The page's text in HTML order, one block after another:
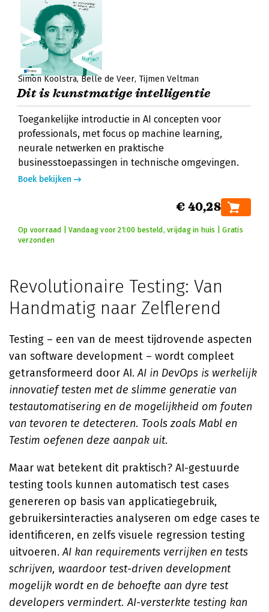
Simon Koolstra Belle de Veer Tijmen Veltman
Dit is kunstmatige intelligentie
Toegankelijke introductie in AI concepten voor
professionals, met focus op machine learning,
neurale netwerken en praktische
businesstoepassingen in technische omgevingen.
Boek bekijken
€ 40,28
Op voorraad | Vandaag voor 21:00 besteld, vrijdag in huis | Gratis
verzonden
Revolutionaire Testing: Van
Handmatig naar Zelflerend
Testing – een van de meest tijdrovende aspecten
van software development – wordt compleet
getransformeerd door AI.AI in DevOps is werkelijk
innovatief testen met de slimme generatie van
testautomatisering en de mogelijkheid om fouten
van tevoren te detecteren. Tools zoals Mabl en
Testim oefenen deze aanpak uit.
Maar wat betekent dit praktisch? AI-gestuurde
testing tools kunnen automatisch test cases
genereren op basis van applicatiegebruik,
gebruikersinteracties analyseren om edge cases te
identificeren, en zelfs visuele regression testing
uitvoeren.AI kan requirements verrijken en tests
schrijven, waardoor test-driven development
mogelijk wordt en de behoefte aan dyre test
developers vermindert. AI-versterkte testing kan